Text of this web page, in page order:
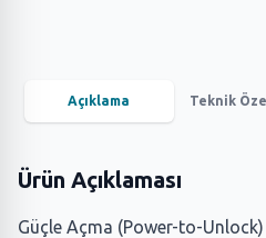
Açıklama Teknik
Ürün Açıklaması
Güçle Açma (Power-to-